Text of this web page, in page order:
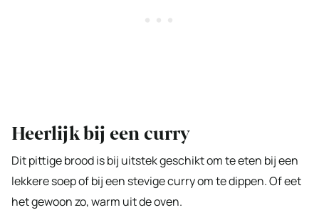
Heerlijk bij een curry
Dit pittige brood is bij uitstek geschikt om te eten bij een
lekkere soep of bij een stevige curry om te dippen. Of eet
het gewoon zo, warm uit de oven.